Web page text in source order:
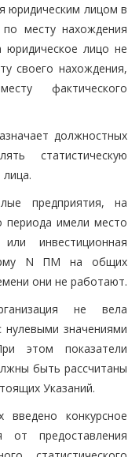
юридическим лицом в
месту нахождения
юридическое лицо не
своего нахождения,
фактического
должностных
статистическую
предприятия, на
периода имели место
инвестиционная
N ПМ на общих
они не работают.
не вела
нулевыми значениями
этом показатели
быть рассчитаны
Указаний.
введено конкурсное
от предоставления